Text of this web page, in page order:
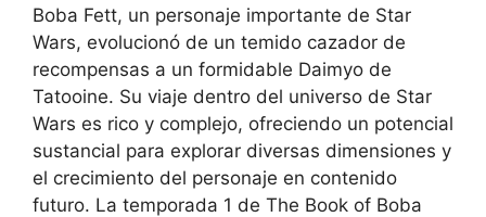
Boba Fett, un personaje importante de Star
Wars, evolucionó de un temido cazador de
recompensas a un formidable Daimyo de
Tatooine. Su viaje dentro del universo de Star
Wars es rico y complejo, ofreciendo un potencial
sustancial para explorar diversas dimensiones y
el crecimiento del personaje en contenido
futuro. La temporada 1 de The Book of Boba